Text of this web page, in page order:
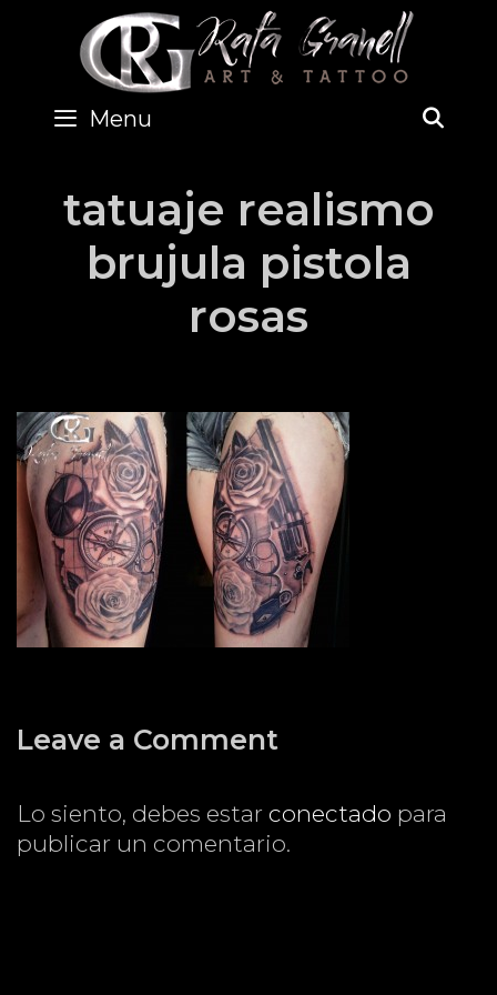
content
Menu
tatuaje realismo
brujula pistola
rosas
Leave a Comment
Lo siento, debes estar conectado para
publicar un comentario.